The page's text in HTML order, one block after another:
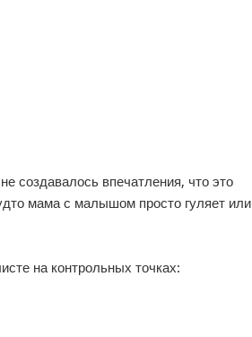
создавалось впечатления, что это
мама с малышом просто гуляет или
на контрольных точках: